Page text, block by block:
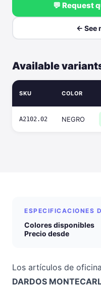
💬 Request
← See
Available
SKU COLOR
A2102.02 NEGRO
ESPECIFICACIONES
Colores disponibles
Precio desde
Los artículos de
DARDOS